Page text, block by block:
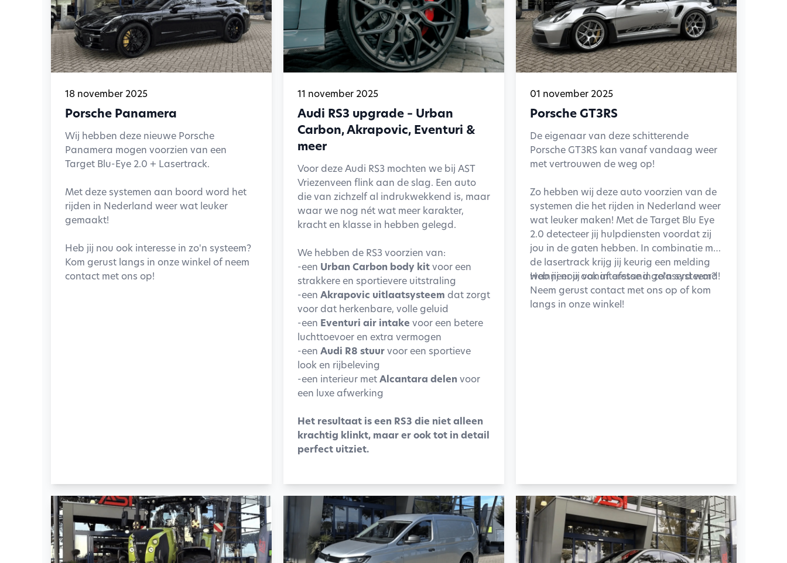
18 november 2025
Porsche Panamera
Wij hebben deze nieuwe Porsche
Panamera mogen voorzien van een
Target Blu-Eye 2.0 + Lasertrack.
Met deze systemen aan boord word het
rijden in Nederland weer wat leuker
gemaakt!
Heb jij nou ook interesse in zo'n systeem?
Kom gerust langs in onze winkel of neem
contact met ons op!
11 november 2025
Audi RS3 upgrade – Urban
Carbon, Akrapovic, Eventuri &
meer
Voor deze Audi RS3 mochten we bij AST
Vriezenveen flink aan de slag. Een auto
die van zichzelf al indrukwekkend is, maar
waar we nog nét wat meer karakter,
kracht en klasse in hebben gelegd.
We hebben de RS3 voorzien van:
-een Urban Carbon body kitvoor een
strakkere en sportievere uitstraling
-een Akrapovic uitlaatsysteem dat zorgt
voor dat herkenbare, volle geluid
-een Eventuri air intake voor een betere
luchttoevoer en extra vermogen
-een Audi R8 stuurvoor een sportieve
look en rijbeleving
-een interieur metAlcantara delen voor
een luxe afwerking
Het resultaat is een RS3 die niet alleen
krachtig klinkt, maar er ook tot in detail
perfect uitziet.
01 november 2025
Porsche GT3RS
De eigenaar van deze schitterende
Porsche GT3RS kan vanaf vandaag weer
met vertrouwen de weg op!
Zo hebben wij deze auto voorzien van de
systemen die het rijden in Nederland weer
wat leuker maken! Met de Target Blu Eye
2.0 detecteer jij hulpdiensten voordat zij
jou in de gaten hebben. In combinatie met
de lasertrack krijg jij keurig een melding
wanneer jij vanaf afstand gelaserd word!
Heb jij nou ook interesse in zo'n systeem?
Neem gerust contact met ons op of kom
langs in onze winkel!